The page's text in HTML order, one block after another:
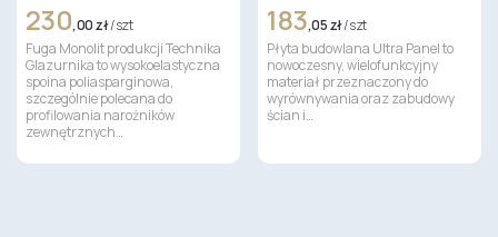
230,00 zł/ szt
Fuga Monolit produkcji Technika
Glazurnika to wysokoelastyczna
spoina poliasparginowa,
szczególnie polecana do
profilowania narożników
zewnętrznych…
183,05 zł/ szt
Płyta budowlana Ultra Panel to
nowoczesny, wielofunkcyjny
materiał przeznaczony do
wyrównywania oraz zabudowy
ścian i…